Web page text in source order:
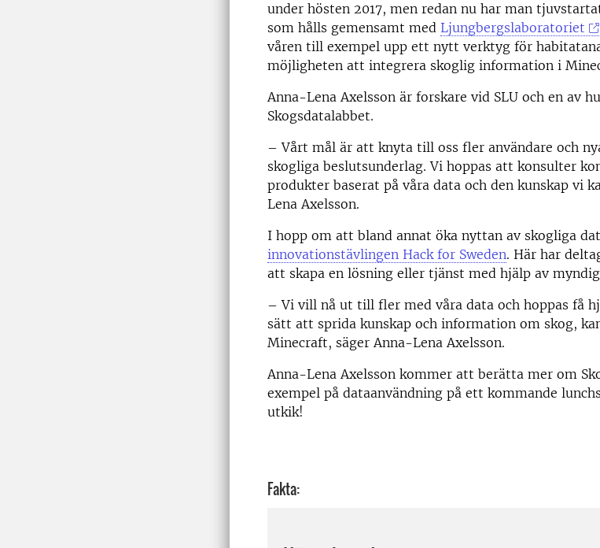
under hösten 2017, men redan nu har man
som hålls gemensamt med Ljungbergslaboratoriet
våren till exempel upp ett nytt verktyg för
möjligheten att integrera skoglig information i
Anna-Lena Axelsson är forskare vid SLU och en av
Skogsdatalabbet.
– Vårt mål är att knyta till oss fler användare och
skogliga beslutsunderlag. Vi hoppas att konsulter
produkter baserat på våra data och den kunskap vi
Lena Axelsson.
I hopp om att bland annat öka nyttan av skogliga
innovationstävlingen Hack for Sweden. Här har
att skapa en lösning eller tjänst med hjälp av
– Vi vill nå ut till fler med våra data och hoppas få
sätt att sprida kunskap och information om skog,
Minecraft, säger Anna-Lena Axelsson.
Anna-Lena Axelsson kommer att berätta mer om
exempel på dataanvändning på ett kommande
utkik!
Fakta: